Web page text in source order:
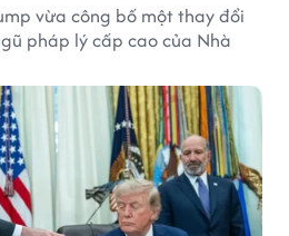
vừa công bố một thay đổi
pháp lý cấp cao của Nhà